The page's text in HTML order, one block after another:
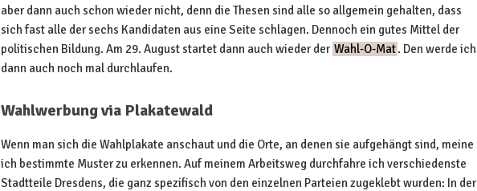
aber dann auch schon wieder nicht, denn die Thesen sind alle so allgemein gehalten, dass
sich fast alle der sechs Kandidaten aus eine Seite schlagen. Dennoch ein gutes Mittel der
politischen Bildung. Am 29. August startet dann auch wieder der Wahl-O-Mat. Den werde ich
dann auch noch mal durchlaufen.
Wahlwerbung via Plakatewald
Wenn man sich die Wahlplakate anschaut und die Orte, an denen sie aufgehängt sind, meine
ich bestimmte Muster zu erkennen. Auf meinem Arbeitsweg durchfahre ich verschiedenste
Stadtteile Dresdens, die ganz spezifisch von den einzelnen Parteien zugeklebt wurden: In der